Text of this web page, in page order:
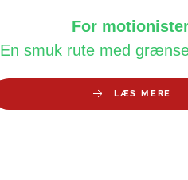
For
En smuk rute med
LÆS MERE